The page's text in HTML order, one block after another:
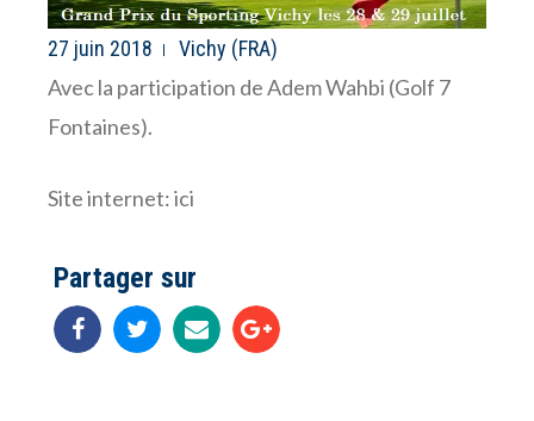
27 juin 2018 Vichy (FRA)
Avec la participation de Adem Wahbi (Golf 7
Fontaines).
Site internet:ici
Partager sur